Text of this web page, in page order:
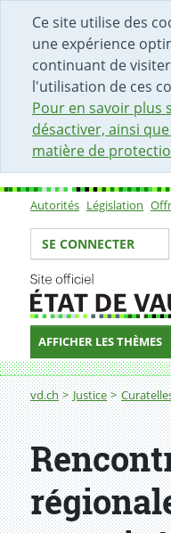
Ce site utilise des
une expérience
continuant de
l'utilisation de ces
Pour en savoir plus
désactiver, ainsi
matière de
Sous-
Autorités Législation
Votre
SE CONNECTER
AFFICHER LES THÈMES
Fil d'Ariane
vd.ch Justice
Rencontres